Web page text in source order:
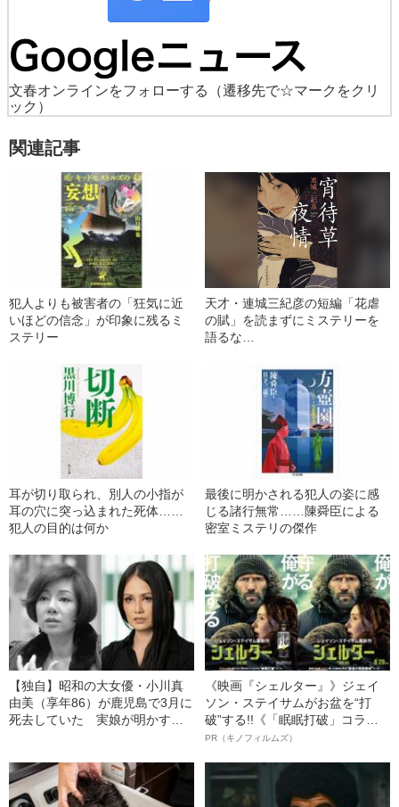
文春オンラインをフォローする
（遷移先で☆マークをクリ
ック）
関連記事
犯人よりも被害者の「狂気に近
いほどの信念」が印象に残るミ
ステリー
天才・連城三紀彦の短編「花虐
の賦」を読まずにミステリーを
語るな
耳が切り取られ、別人の小指が
耳の穴に突っ込まれた死体……
犯人の目的は何か
最後に明かされる犯人の姿に感
じる諸行無常……陳舜臣による
密室ミステリの傑作
【独自】昭和の大女優・小川真
由美（享年86）が鹿児島で3月に
死去していた 実娘が明かす
《映画『シェルター』》ジェイ
ソン・ステイサムがお盆を“打
破”する!!《「眠眠打破」コラ
ボ》
PR（キノフィルムズ）